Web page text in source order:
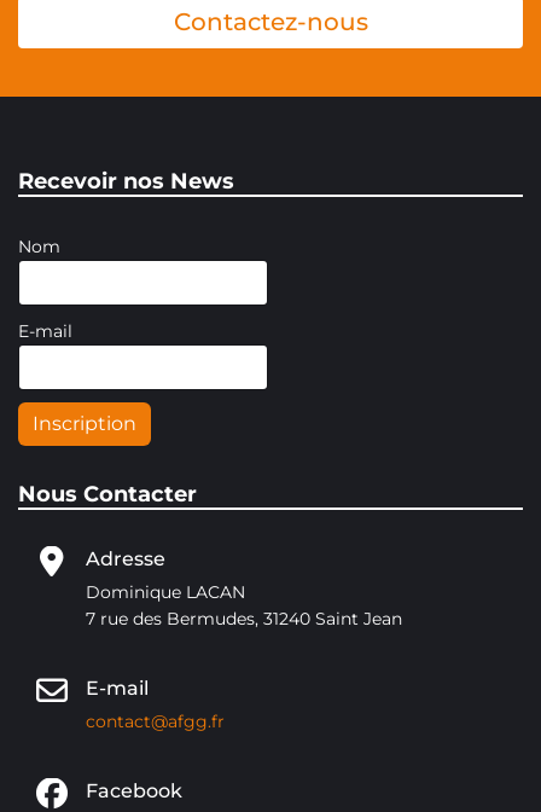
Contactez-nous
Recevoir nos News
Nom
E-mail
Inscription
Nous Contacter
Adresse
Dominique LACAN
7 rue des Bermudes, 31240 Saint Jean
E-mail
contact@afgg.fr
Facebook